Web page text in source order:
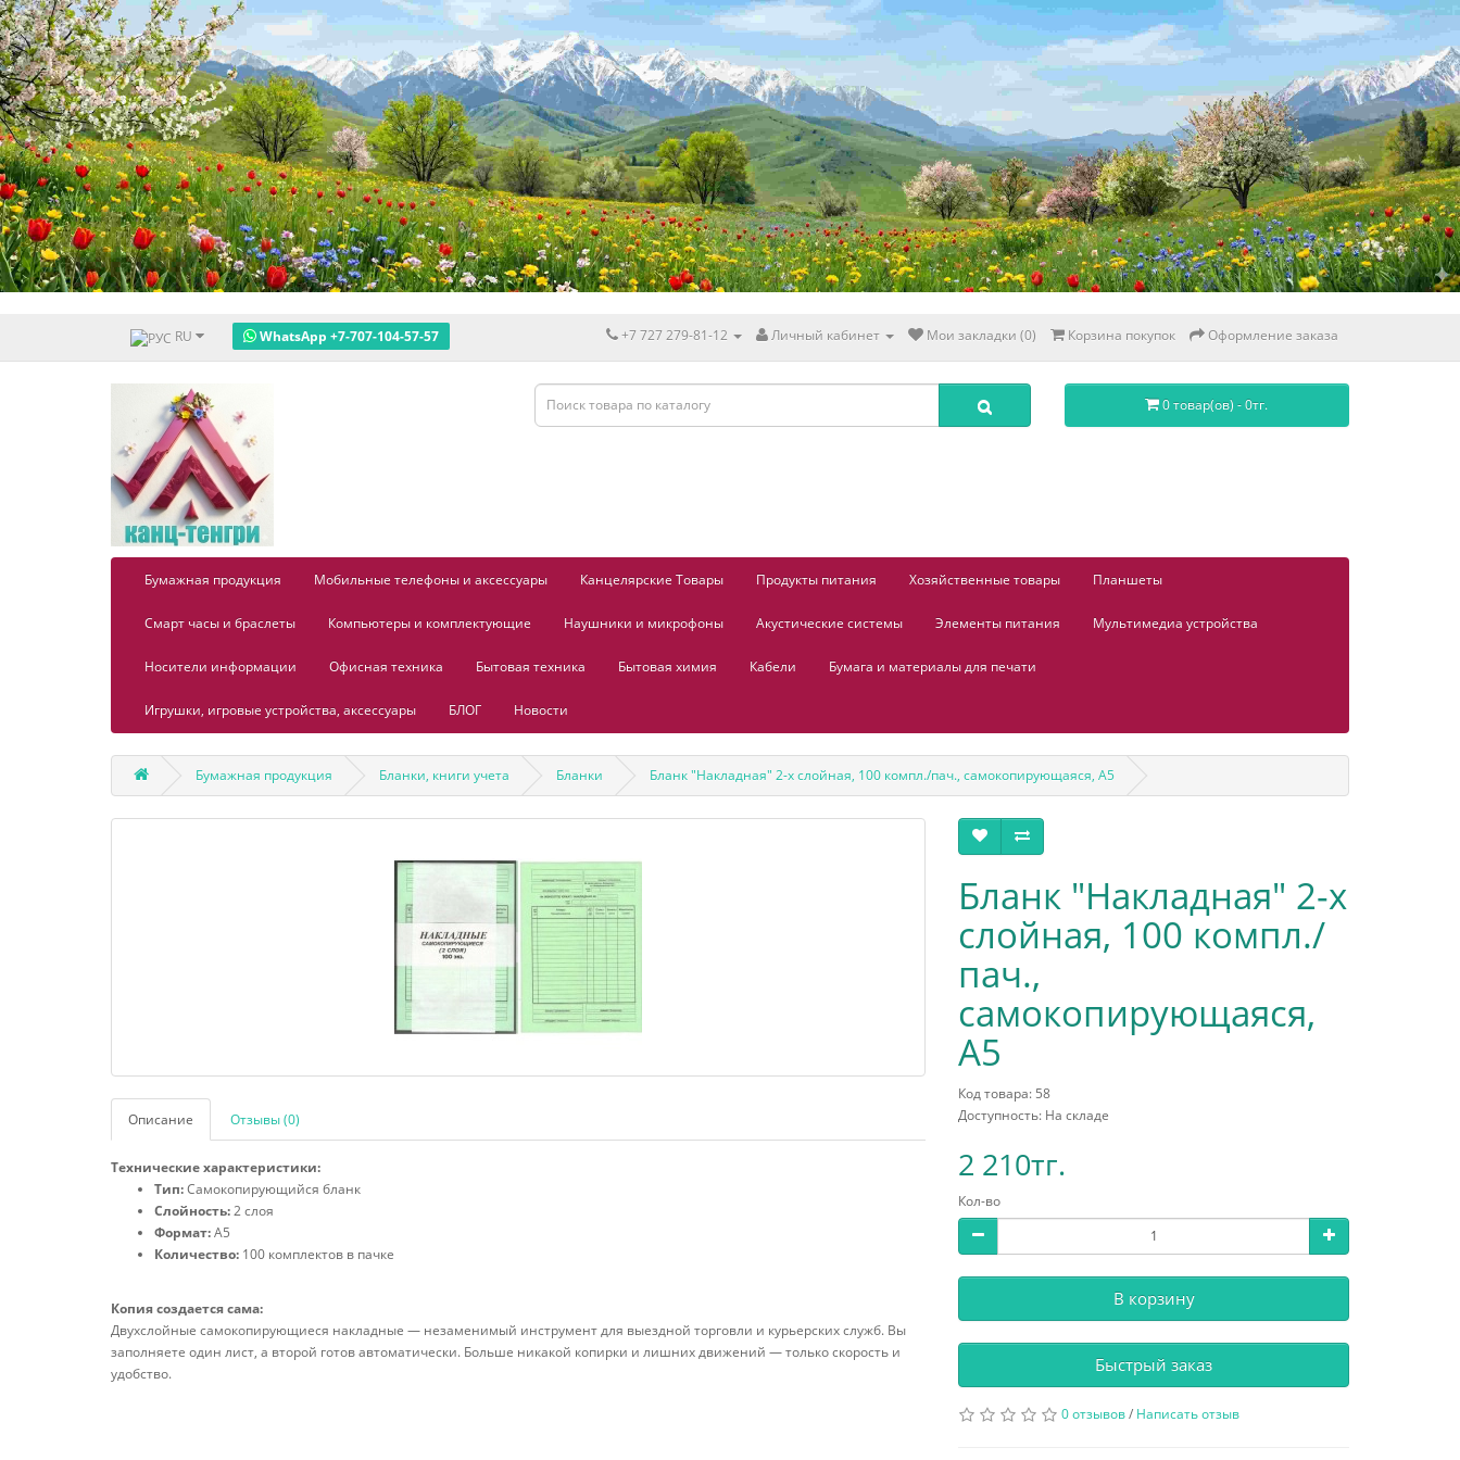
RU WhatsApp +7-707-104-57-57 +7 727 279-81-12 Личный кабинет Мои закладки (0) Корзина покупок Оформление заказа
0 товар(ов) - 0тг.
Бумажная продукция Мобильные телефоны и аксессуары Канцелярские Товары Продукты питания Хозяйственные товары Планшеты
Смарт часы и браслеты Компьютеры и комплектующие Наушники и микрофоны Акустические системы Элементы питания Мультимедиа устройства
Носители информации Офисная техника Бытовая техника Бытовая химия Кабели Бумага и материалы для печати
Игрушки, игровые устройства, аксессуары БЛОГ Новости
Бумажная продукция Бланки, книги учета Бланки Бланк "Накладная" 2-х слойная, 100 компл./пач., самокопирующаяся, А5
Описание Отзывы (0)
Технические характеристики:
Тип:Самокопирующийся бланк
Слойность:2 слоя
Формат:А5
Количество: 100 комплектов в пачке
Копия создается сама:
Двухслойные самокопирующиеся накладные — незаменимый инструмент для выездной торговли и курьерских служб. Вы
заполняете один лист, а второй готов автоматически. Больше никакой копирки и лишних движений — только скорость и
удобство.
Бланк "Накладная" 2-х
слойная, 100 компл./
пач.,
самокопирующаяся,
А5
Код товара: 58
Доступность: На складе
2 210тг.
Кол-во
В корзину
Быстрый заказ
0 отзывов/ Написать отзыв